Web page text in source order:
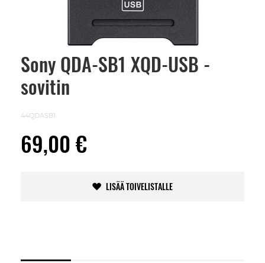
Sony QDA-SB1 XQD-USB -
sovitin
44QDASB1
69,00 €
LISÄÄ TOIVELISTALLE
Skip
beginning
images